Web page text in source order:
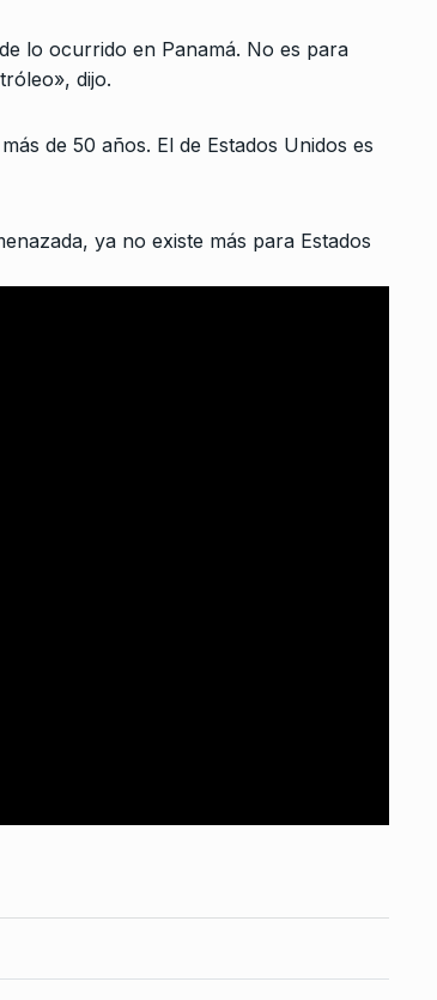
lo ocurrido en Panamá. No es para
dijo.
de 50 años. El de Estados Unidos es
ya no existe más para Estados
10
gente…
NOTICIAS 2